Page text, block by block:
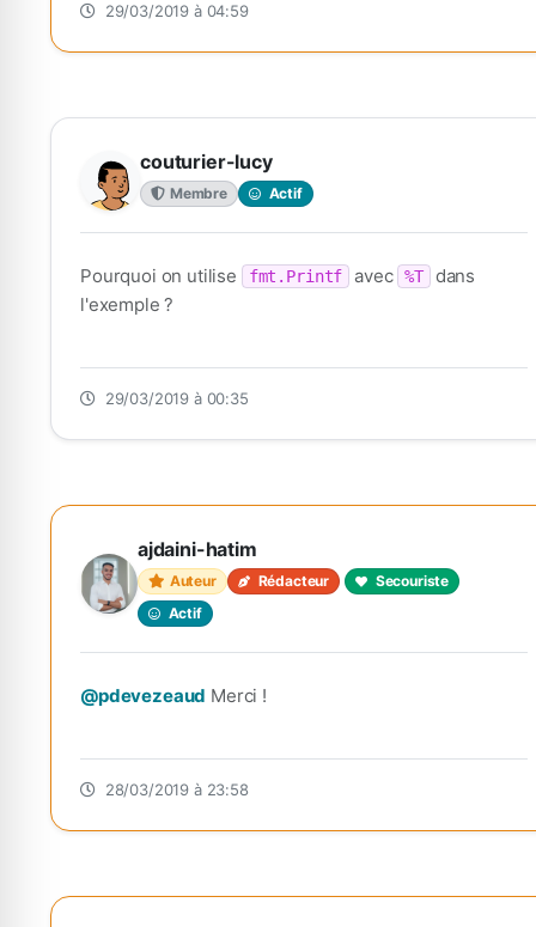
29/03/2019 à 04:59
couturier-lucy
Membre Actif
Pourquoi on utilise fmt.Printf avec %T
dans
l'exemple ?
29/03/2019 à 00:35
ajdaini-hatim
Auteur Rédacteur
Secouriste
Actif
@pdevezeaud Merci !
28/03/2019 à 23:58